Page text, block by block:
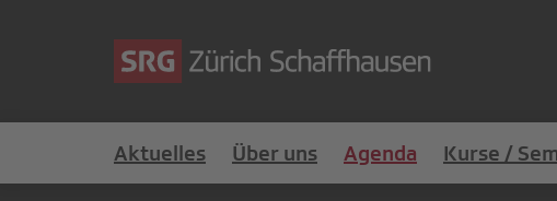
Aktuelles Über uns Agenda Kurse /